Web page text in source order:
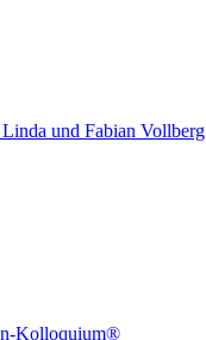
und Fabian Vollberg
Kolloquium®